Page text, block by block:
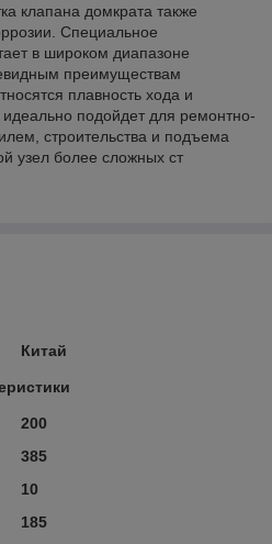
клапана домкрата также
Специальное
в широком диапазоне
преимуществам
плавность хода и
подойдет для ремонтно-
строительства и подъема
узел более сложных ст
Китай
200
385
10
185